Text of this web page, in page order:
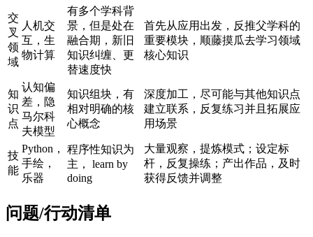
交
叉
领
域
人机交
互，生
物计算
有多个学科背
景，但是处在
融合期，新旧
知识纠缠、更
替速度快
首先从应用出发，反推父学科的
重要模块，顺藤摸瓜去学习领域
核心知识
知
识
点
认知偏
差，隐
马尔科
夫模型
知识组块，有
相对明确的核
心概念
深度加工，尽可能与其他知识点
建立联系，反复练习并且拓展应
用场景
技
能
Python，
手绘，
乐器
程序性知识为
主， learn by
doing
大量观察，提炼模式；设定标
杆，反复操练；产出作品，及时
获得反馈并调整
问题/行动清单